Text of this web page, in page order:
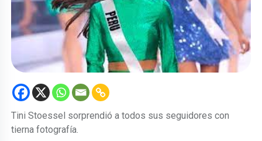
Tini Stoessel sorprendió a todos sus seguidores con
tierna fotografía.